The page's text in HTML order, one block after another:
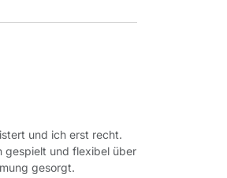
und ich erst recht.
gespielt und flexibel über
gesorgt.